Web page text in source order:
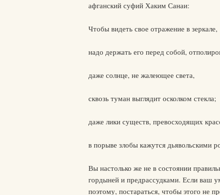
афганский суфий Хаким Санаи:
Чтобы видеть свое отражение в зеркале,
надо держать его перед собой,
даже солнце, не жалеющее света,
сквозь туман выглядит осколком стекла;
даже лики существ, превосходящих
в порыве злобы кажутся дьявольскими
Вы настолько же не в состоянии
гордыней и предрассудками. Если ваш
поэтому, постараться, чтобы этого не